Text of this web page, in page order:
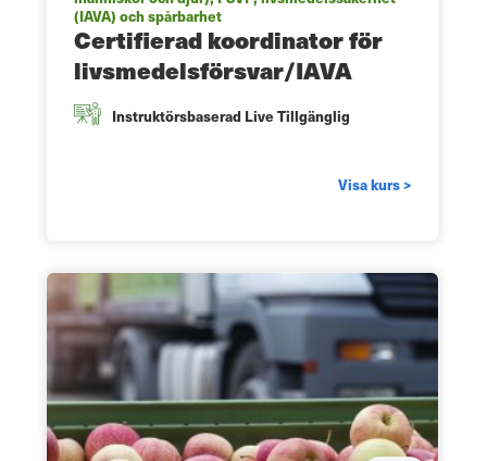
(IAVA) och spårbarhet
Certifierad koordinator för
livsmedelsförsvar/IAVA
Instruktörsbaserad Live Tillgänglig
Visa kurs >